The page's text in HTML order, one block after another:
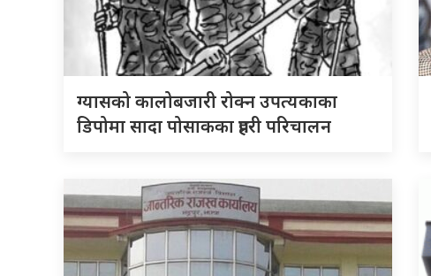
ग्यासको कालोबजारी रोक्न उपत्यकाका
डिपोमा सादा पोसाकका प्रहरी परिचालन